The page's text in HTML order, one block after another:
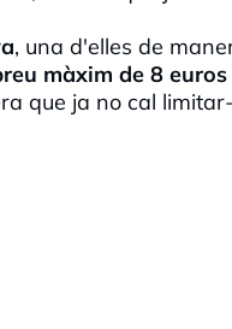
, una d'elles de
màxim de 8
que ja no cal